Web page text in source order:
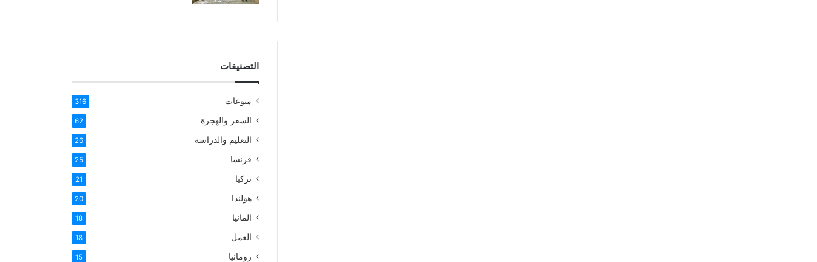
التصنيفات
منوعات 316
السفر والهجرة 62
التعليم والدراسة 26
فرنسا 25
تركيا 21
هولندا 20
المانيا 18
العمل 18
رومانيا 15